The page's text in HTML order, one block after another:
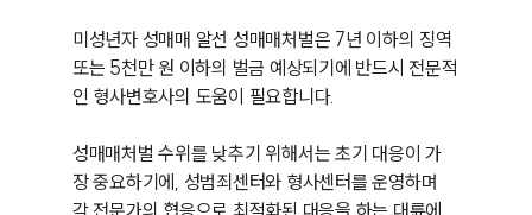
미성년자 성매매 알선 성매매처벌은 7년 이하의 징역
또는 5천만 원 이하의 벌금 예상되기에 반드시 전문적
인 형사변호사의 도움이 필요합니다.
성매매처벌 수위를 낮추기 위해서는 초기 대응이 가
장 중요하기에, 성범죄센터와 형사센터를 운영하며